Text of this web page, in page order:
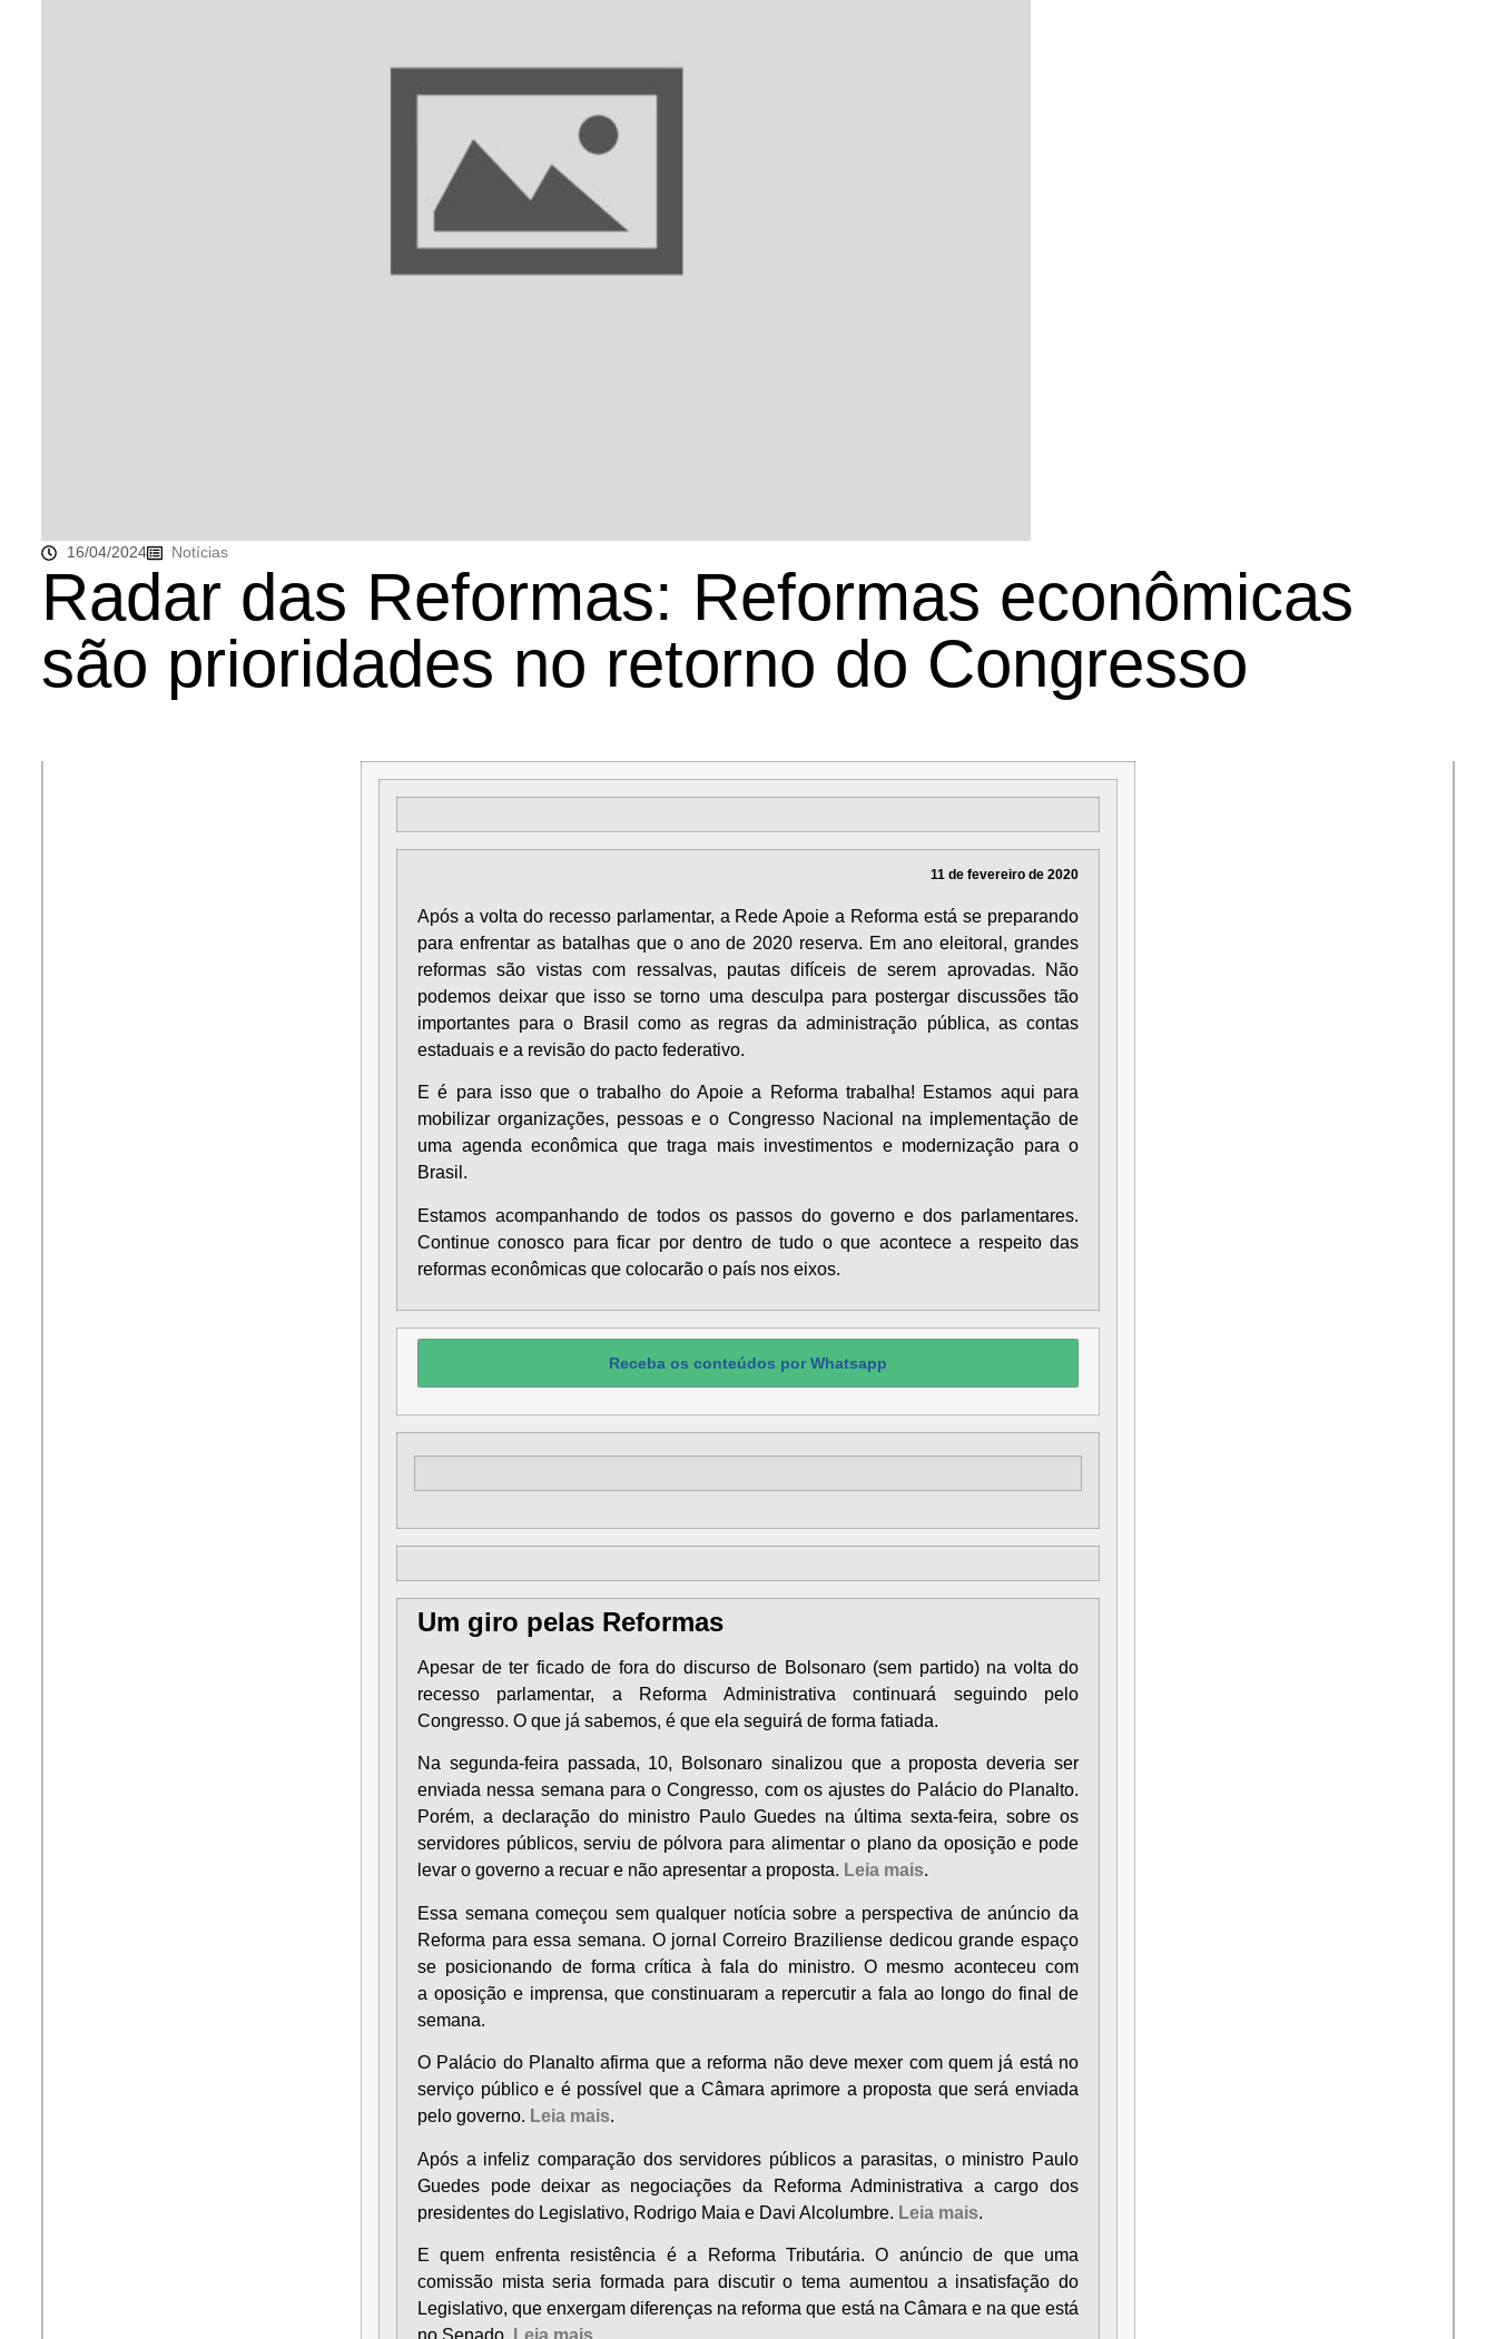
16/04/2024 Notícias
Radar das Reformas: Reformas econômicas
são prioridades no retorno do Congresso
11 de fevereiro de 2020
Após a volta do recesso parlamentar, a Rede Apoie a Reforma está se preparando
para enfrentar as batalhas que o ano de 2020 reserva. Em ano eleitoral, grandes
reformas são vistas com ressalvas, pautas difíceis de serem aprovadas. Não
podemos deixar que isso se torno uma desculpa para postergar discussões tão
importantes para o Brasil como as regras da administração pública, as contas
estaduais e a revisão do pacto federativo.
E é para isso que o trabalho do Apoie a Reforma trabalha! Estamos aqui para
mobilizar organizações, pessoas e o Congresso Nacional na implementação de
uma agenda econômica que traga mais investimentos e modernização para o
Brasil.
Estamos acompanhando de todos os passos do governo e dos parlamentares.
Continue conosco para ficar por dentro de tudo o que acontece a respeito das
reformas econômicas que colocarão o país nos eixos.
Receba os conteúdos por Whatsapp
Um giro pelas Reformas
Apesar de ter ficado de fora do discurso de Bolsonaro (sem partido) na volta do
recesso parlamentar, a Reforma Administrativa continuará seguindo pelo
Congresso. O que já sabemos, é que ela seguirá de forma fatiada.
Na segunda-feira passada, 10, Bolsonaro sinalizou que a proposta deveria ser
enviada nessa semana para o Congresso, com os ajustes do Palácio do Planalto.
Porém, a declaração do ministro Paulo Guedes na última sexta-feira, sobre os
servidores públicos, serviu de pólvora para alimentar o plano da oposição e pode
levar o governo a recuar e não apresentar a proposta. Leia mais.
Essa semana começou sem qualquer notícia sobre a perspectiva de anúncio da
Reforma para essa semana. O jornal Correiro Braziliense dedicou grande espaço
se posicionando de forma crítica à fala do ministro. O mesmo aconteceu com
a oposição e imprensa, que constinuaram a repercutir a fala ao longo do final de
semana.
O Palácio do Planalto afirma que a reforma não deve mexer com quem já está no
serviço público e é possível que a Câmara aprimore a proposta que será enviada
pelo governo. Leia mais.
Após a infeliz comparação dos servidores públicos a parasitas, o ministro Paulo
Guedes pode deixar as negociações da Reforma Administrativa a cargo dos
presidentes do Legislativo, Rodrigo Maia e Davi Alcolumbre. Leia mais.
E quem enfrenta resistência é a Reforma Tributária. O anúncio de que uma
comissão mista seria formada para discutir o tema aumentou a insatisfação do
Legislativo, que enxergam diferenças na reforma que está na Câmara e na que está
no Senado. Leia mais.